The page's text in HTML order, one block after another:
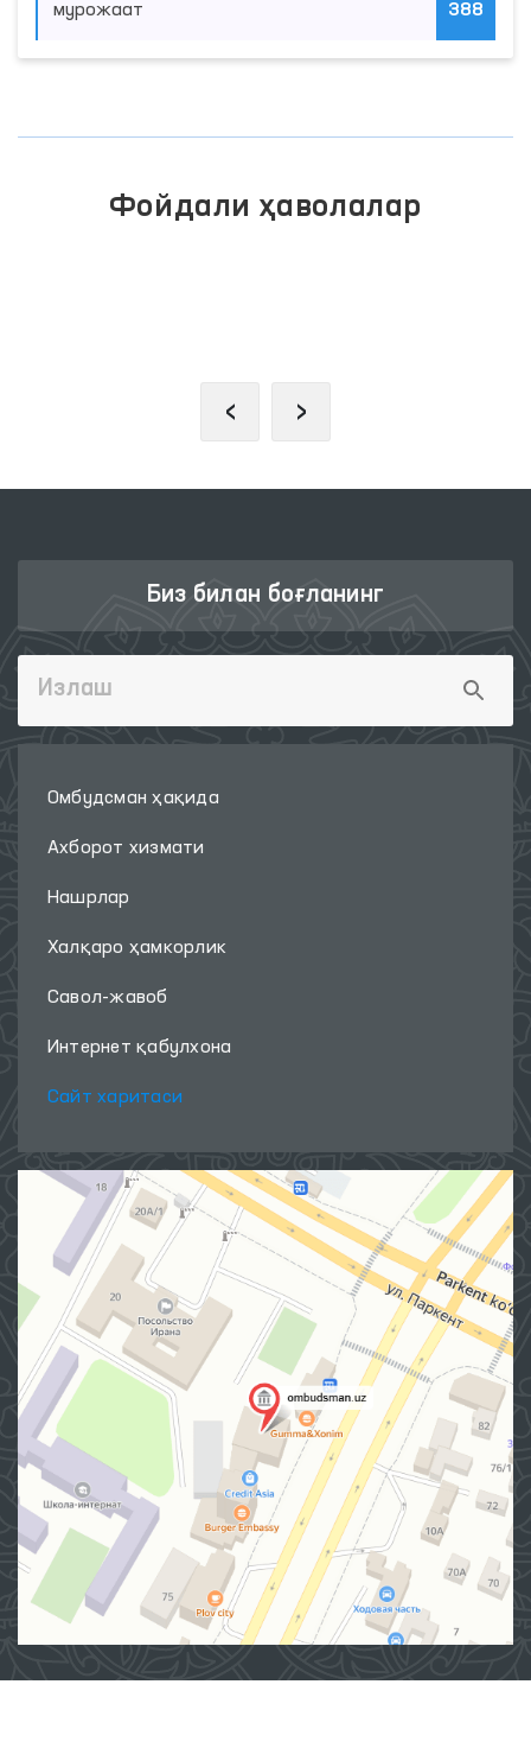
мурожаат 388
Фойдали ҳаволалар
‹ ›
Биз билан боғланинг
Омбудсман ҳақида
Ахборот хизмати
Нашрлар
Халқаро ҳамкорлик
Савол-жавоб
Интернет қабулхона
Сайт харитаси